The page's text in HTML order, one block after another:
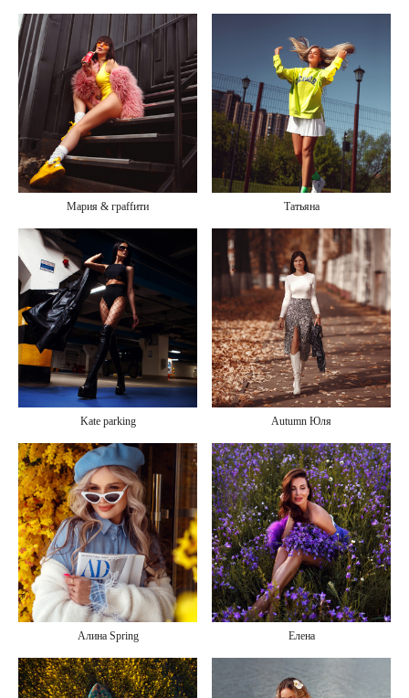
Мария & граffити Татьяна
Kate parking Autumn Юля
Алина Spring Елена